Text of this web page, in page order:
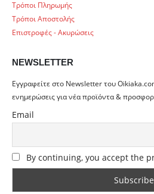
Τρόποι Πληρωμής
Τρόποι Αποστολής
Επιστροφές - Ακυρώσεις
NEWSLETTER
Εγγραφείτε στο Newsletter του
ενημερώσεις για νέα προϊόντα &
Email
By continuing, you accept the